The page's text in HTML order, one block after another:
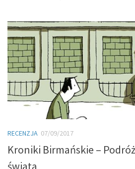
RECENZJA 07/09/2017
Kroniki Birmańskie –
świata